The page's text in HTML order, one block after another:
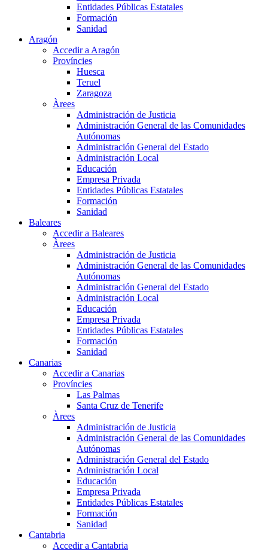
Entidades Públicas Estatales
Formación
Sanidad
Aragón
Accedir a Aragón
Províncies
Huesca
Teruel
Zaragoza
Àrees
Administración de Justicia
Administración General de las Comunidades
Autónomas
Administración General del Estado
Administración Local
Educación
Empresa Privada
Entidades Públicas Estatales
Formación
Sanidad
Baleares
Accedir a Baleares
Àrees
Administración de Justicia
Administración General de las Comunidades
Autónomas
Administración General del Estado
Administración Local
Educación
Empresa Privada
Entidades Públicas Estatales
Formación
Sanidad
Canarias
Accedir a Canarias
Províncies
Las Palmas
Santa Cruz de Tenerife
Àrees
Administración de Justicia
Administración General de las Comunidades
Autónomas
Administración General del Estado
Administración Local
Educación
Empresa Privada
Entidades Públicas Estatales
Formación
Sanidad
Cantabria
Accedir a Cantabria